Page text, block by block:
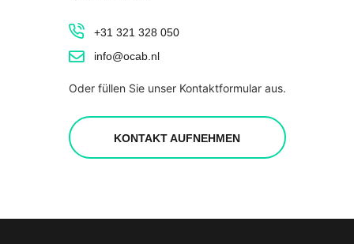
+31 321 328 050
info@ocab.nl
Oder füllen Sie unser Kontaktformular aus.
KONTAKT AUFNEHMEN